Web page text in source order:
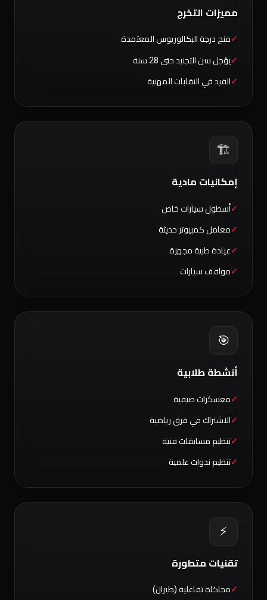
مميزات التخرج
منح درجة البكالوريوس المعتمدة
يؤجل سن التجنيد حتى 28 سنة
القيد في النقابات المهنية
🏗️
إمكانيات مادية
أسطول سيارات خاص
معامل كمبيوتر حديثة
عيادة طبية مجهزة
مواقف سيارات
🎯
أنشطة طلابية
معسكرات صيفية
الاشتراك في فرق رياضية
تنظيم مسابقات فنية
تنظيم ندوات علمية
⚡
تقنيات متطورة
محاكاة تفاعلية (طيران)